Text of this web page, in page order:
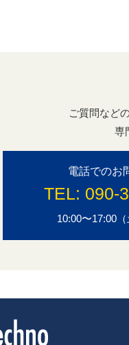
ご質問など
専
電話でのお
TEL: 090-
10:00〜17:00（